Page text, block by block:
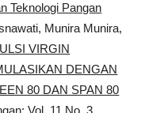
Teknologi Pangan
Munira Munira,
VIRGIN
DENGAN
80 DAN SPAN 80